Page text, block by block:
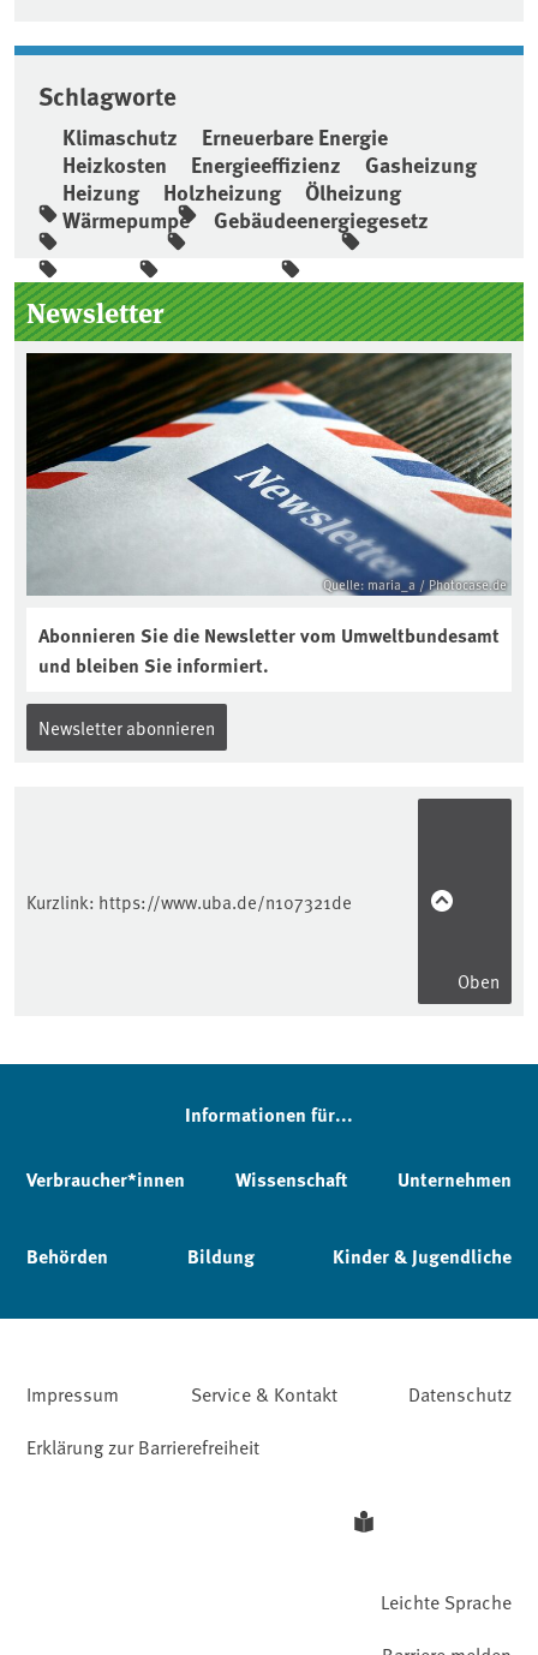
Schlagworte
Klimaschutz
Erneuerbare Energie
Heizkosten
Energieeffizienz
Gasheizung
Heizung
Holzheizung
Ölheizung
Wärmepumpe
Gebäudeenergiegesetz
Seitenleiste
Newsletter
Quelle: maria_a / Photocase.de
Abonnieren Sie die Newsletter vom Umweltbundesamt
und bleiben Sie informiert.
Newsletter abonnieren
Kurzlink: https://www.uba.de/n107321de
Oben
Informationen für...
Verbraucher*innen Wissenschaft Unternehmen
Behörden Bildung Kinder & Jugendliche
Impressum Service & Kontakt
Datenschutz
Erklärung zur Barrierefreiheit
Leichte Sprache